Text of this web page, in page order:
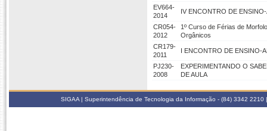
EV664-
2014
IV ENCONTRO DE
CR054-
2012
1º Curso de Férias de
Orgânicos
CR179-
2011
I ENCONTRO DE ENSINO-
PJ230-
2008
EXPERIMENTANDO O
DE AULA
SIGAA | Superintendência de Tecnologia da Informação - (84) 3342